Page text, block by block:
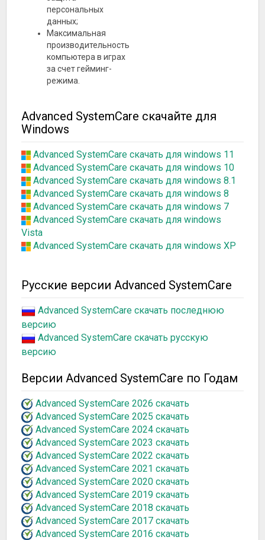
персональных
данных;
Максимальная
производительность
компьютера в играх
за счет гейминг-
режима.
Advanced SystemCare скачайте для
Windows
Advanced SystemCare скачать для windows 11
Advanced SystemCare скачать для windows 10
Advanced SystemCare скачать для windows 8.1
Advanced SystemCare скачать для windows 8
Advanced SystemCare скачать для windows 7
Advanced SystemCare скачать для windows
Vista
Advanced SystemCare скачать для windows XP
Русские версии Advanced SystemCare
Advanced SystemCare скачать последнюю
версию
Advanced SystemCare скачать русскую
версию
Версии Advanced SystemCare по Годам
Advanced SystemCare 2026 скачать
Advanced SystemCare 2025 скачать
Advanced SystemCare 2024 скачать
Advanced SystemCare 2023 скачать
Advanced SystemCare 2022 скачать
Advanced SystemCare 2021 скачать
Advanced SystemCare 2020 скачать
Advanced SystemCare 2019 скачать
Advanced SystemCare 2018 скачать
Advanced SystemCare 2017 скачать
Advanced SystemCare 2016 скачать